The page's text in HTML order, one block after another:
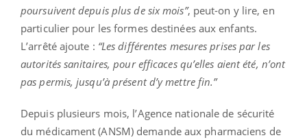
poursuivent depuis plus de six mois”, peut-on y lire, en
particulier pour les formes destinées aux enfants.
L’arrêté ajoute : “Les différentes mesures prises par les
autorités sanitaires, pour efficaces qu’elles aient été, n’ont
pas permis, jusqu’à présent d’y mettre fin.”
Depuis plusieurs mois, l’Agence nationale de sécurité
du médicament (ANSM) demande aux pharmaciens de